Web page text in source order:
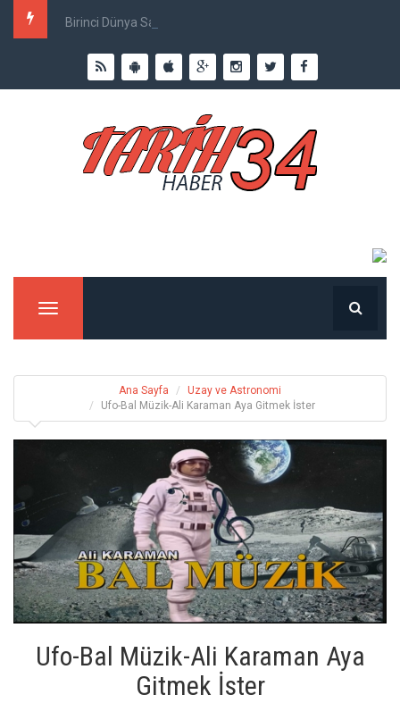
Birinci Dünya Savaşı`nda Ne Kadar İnsan Öldü?
Menu
Ana Sayfa
Uzay ve Astronomi
Ufo-Bal Müzik-Ali Karaman Aya Gitmek İster
Ufo-Bal Müzik-Ali Karaman Aya
Gitmek İster